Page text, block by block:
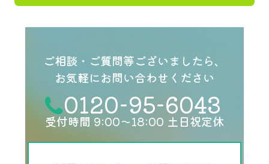
ご相談・ご質問等ございましたら、
お気軽にお問い合わせください
0120-95-6043
受付時間 9:00〜18:00 土日祝定休